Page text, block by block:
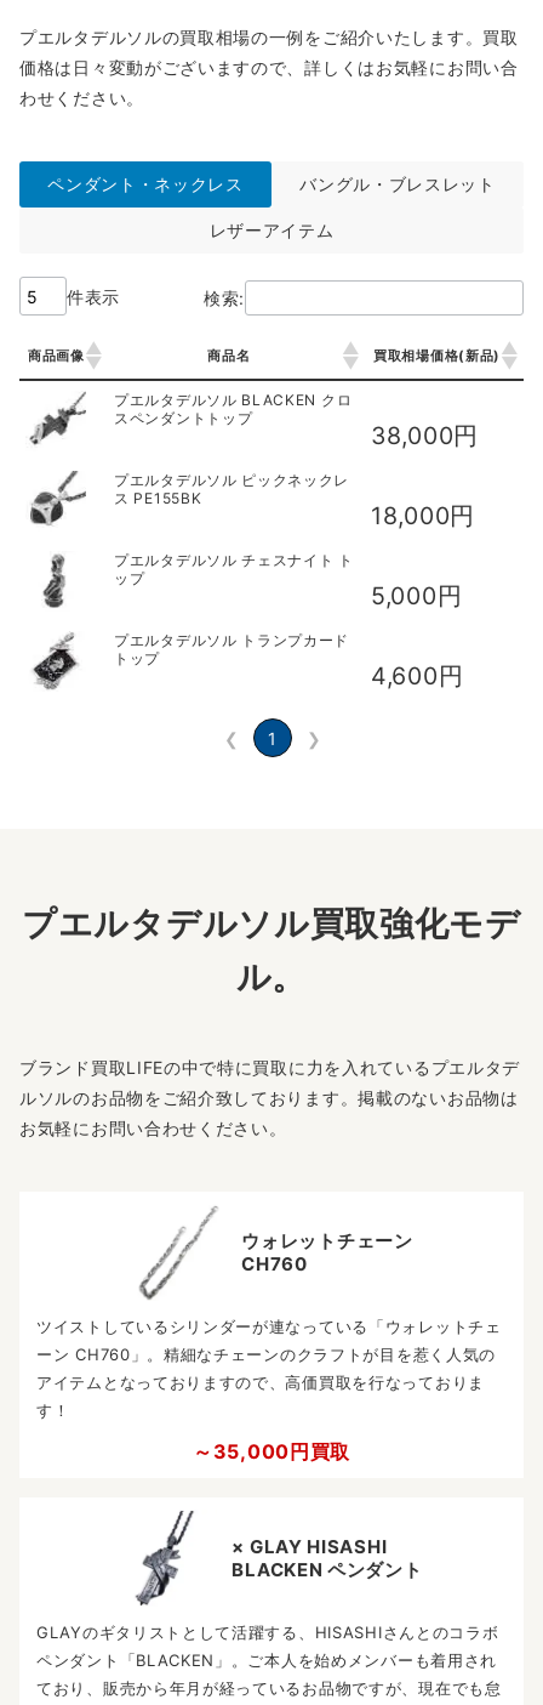
プエルタデルソルの買取相場の一例をご紹介いたします。買取
価格は日々変動がございますので、詳しくはお気軽にお問い合
わせください。
ペンダント・ネックレス バングル・ブレスレット
レザーアイテム
件表示 検索:
商品画像 商品名 買取相場価格(新品)
商品画像 商品名
プエルタデルソル BLACKEN クロ
スペンダントトップ
38,000円
プエルタデルソル ピックネックレ
ス PE155BK
18,000円
プエルタデルソル チェスナイト ト
ップ
5,000円
プエルタデルソル トランプカード
トップ
4,600円
❮ 1 ❯
プエルタデルソル買取強化モデ
ル。
ブランド買取LIFEの中で特に買取に力を入れているプエルタデ
ルソルのお品物をご紹介致しております。掲載のないお品物は
お気軽にお問い合わせください。
ウォレットチェーン
CH760
ツイストしているシリンダーが連なっている「ウォレットチェ
ーン CH760」。精細なチェーンのクラフトが目を惹く人気の
アイテムとなっておりますので、高価買取を行なっておりま
す！
～35,000円買取
× GLAY HISASHI
BLACKEN ペンダント
GLAYのギタリストとして活躍する、HISASHIさんとのコラボ
ペンダント「BLACKEN」。ご本人を始めメンバーも着用され
ており、販売から年月が経っているお品物ですが、現在でも怠